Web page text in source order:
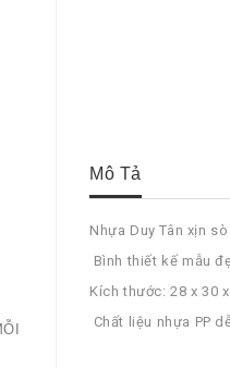
Mô Tả
Nhựa Duy Tân xịn
Bình thiết kế mẫu
Kích thước: 28 x 30
Chất liệu nhựa PP